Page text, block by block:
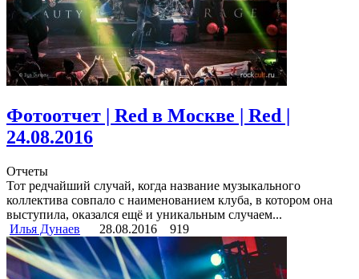
Фотоотчет | Red в Москве | Red |
24.08.2016
Отчеты
Тот редчайший случай, когда название музыкального
коллектива совпало с наименованием клуба, в котором она
выступила, оказался ещё и уникальным случаем...
Илья Дунаев
28.08.2016 919